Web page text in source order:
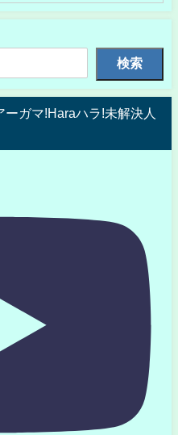
検索
ガマ!Haraハラ!未解決人